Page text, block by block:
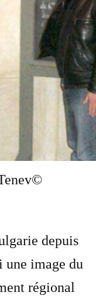
©
depuis
une image du
régional